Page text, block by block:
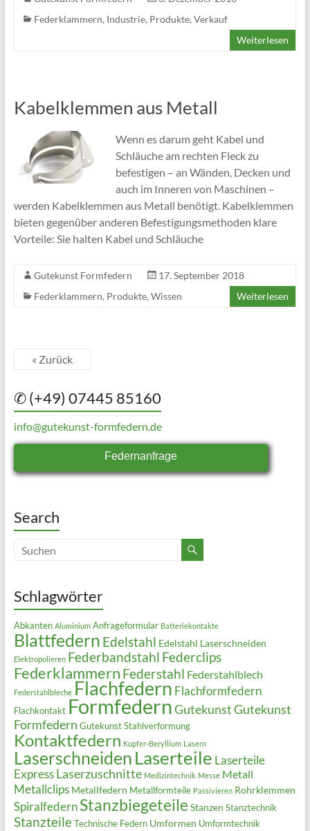
Federklammern, Industrie, Produkte, Verkauf
Weiterlesen
Kabelklemmen aus Metall
Wenn es darum geht Kabel und
Schläuche am rechten Fleck zu
befestigen – an Wänden, Decken und
auch im Inneren von Maschinen –
werden Kabelklemmen aus Metall benötigt. Kabelklemmen
bieten gegenüber anderen Befestigungsmethoden klare
Vorteile: Sie halten Kabel und Schläuche
Gutekunst Formfedern
17. September 2018
Federklammern, Produkte, Wissen Weiterlesen
« Zurück
✆ (+49) 07445 85160
info@gutekunst-formfedern.de
Federnanfrage
Search
Schlagwörter
Abkanten Aluminium Anfrageformular Batteriekontakte
Blattfedern Edelstahl Edelstahl Laserschneiden
Elektropolieren Federbandstahl Federclips
Federklammern Federstahl Federstahlblech
Federstahlbleche Flachfedern Flachformfedern
Flachkontakt FormfedernGutekunstGutekunst
Formfedern Gutekunst Stahlverformung
Kontaktfedern Kupfer-Beryllium Lasern
Laserschneiden Laserteile Laserteile
Express Laserzuschnitte Medizintechnik Messe Metall
Metallclips Metallfedern Metallformteile Passivieren Rohrklemmen
Spiralfedern Stanzbiegeteile Stanzen Stanztechnik
Stanzteile Technische Federn Umformen Umformtechnik